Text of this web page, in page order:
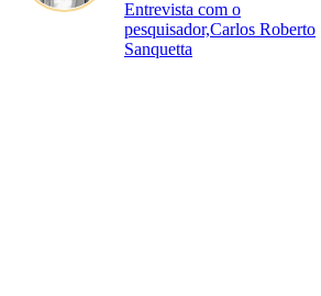
Entrevista com o
pesquisador,Carlos Roberto
Sanquetta